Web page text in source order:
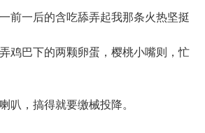
一后的含吃舔弄起我那条火热坚挺
鸡巴下的两颗卵蛋，樱桃小嘴则，忙
，搞得就要缴械投降。